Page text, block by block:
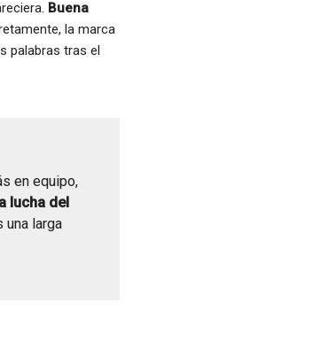
Buena
la marca
palabras tras el
en equipo,
lucha del
larga